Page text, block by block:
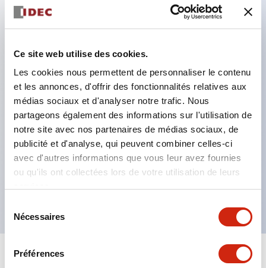
Ce site web utilise des cookies.
Les cookies nous permettent de personnaliser le contenu
et les annonces, d'offrir des fonctionnalités relatives aux
médias sociaux et d'analyser notre trafic. Nous
partageons également des informations sur l'utilisation de
notre site avec nos partenaires de médias sociaux, de
publicité et d'analyse, qui peuvent combiner celles-ci
avec d'autres informations que vous leur avez fournies
ou qu'ils ont collectées lors de votre utilisation de leurs
Nécessaires
Préférences
stables même sous courant élevé grâce à
l'utilisation de matériaux à haute conductivité
Excellente durabilité : amélioration de la durabilité
et de la fiabilité des parties mécaniques grâce à
une structure de ressort de rappel unique
Conception produit axée sur l'ergonomie : LED
d'affichage de fonctionnement à haute visibilité,
tension identifiable par la couleur du ruban
Type à contact double (RJ22S) disponible
Tout développer+